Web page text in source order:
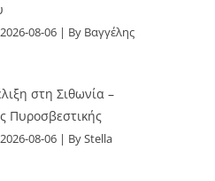
08-06
By Βαγγέλης
στη Σιθωνία –
Πυροσβεστικής
08-06
By Stella